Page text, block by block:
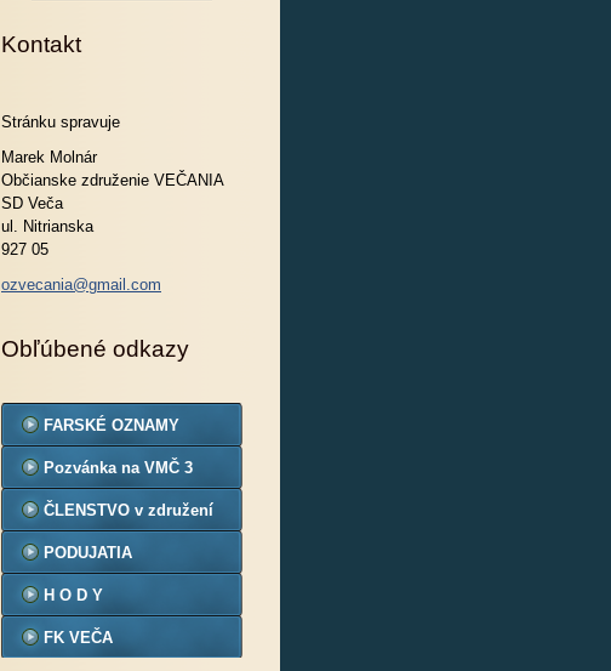
Kontakt
Stránku spravuje
Marek Molnár
Občianske združenie VEČANIA
SD Veča
ul. Nitrianska
927 05
ozvecania@gmail.com
Obľúbené odkazy
FARSKÉ OZNAMY
Pozvánka na VMČ 3
ČLENSTVO v združení
PODUJATIA
H O D Y
FK VEČA